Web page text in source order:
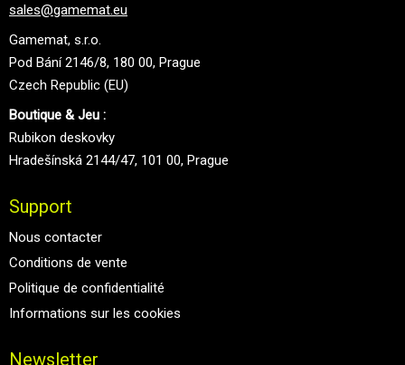
sales@gamemat.eu
Gamemat, s.r.o.
Pod Bání 2146/8, 180 00, Prague
Czech Republic (EU)
Boutique & Jeu :
Rubikon deskovky
Hradešínská 2144/47, 101 00, Prague
Support
Nous contacter
Conditions de vente
Politique de confidentialité
Informations sur les cookies
Newsletter